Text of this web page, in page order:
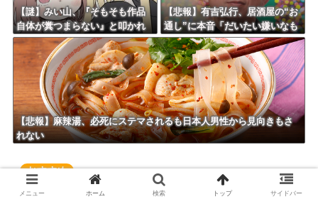
【謎】みい山、『そもそも作品
自体が糞つまらない』と叩かれ
だす
【悲報】有吉弘行、居酒屋の“お
通し”に本音「だいたい嫌いなも
のが出てくる」「お通しカット
してもらえますかって言ったこ
とある」
【悲報】麻辣湯、必死にステマされるも日本人男性から見向きもさ
れない
【無料・激安】Amazon Kindle本のセール情報
メニュー ホーム 検索 トップ サイドバー